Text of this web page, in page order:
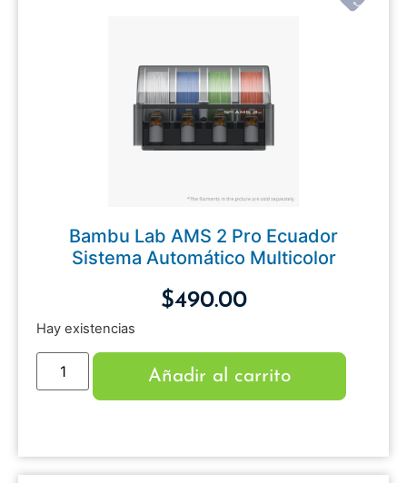
Bambu Lab AMS 2 Pro Ecuador
Sistema Automático Multicolor
$490.00
Hay existencias
Añadir al carrito